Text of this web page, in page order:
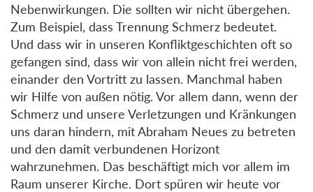
Nebenwirkungen. Die sollten wir nicht übergehen.
Zum Beispiel, dass Trennung Schmerz bedeutet.
Und dass wir in unseren Konfliktgeschichten oft so
gefangen sind, dass wir von allein nicht frei werden,
einander den Vortritt zu lassen. Manchmal haben
wir Hilfe von außen nötig. Vor allem dann, wenn der
Schmerz und unsere Verletzungen und Kränkungen
uns daran hindern, mit Abraham Neues zu betreten
und den damit verbundenen Horizont
wahrzunehmen. Das beschäftigt mich vor allem im
Raum unserer Kirche. Dort spüren wir heute vor